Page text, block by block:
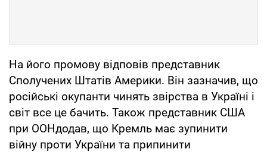
На його промову відповів представник
Сполучених Штатів Америки. Він зазначив, що
російські окупанти чинять звірства в Україні і
світ все це бачить. Також представник США
при ООНдодав, що Кремль має зупинити
війну проти України та припинити